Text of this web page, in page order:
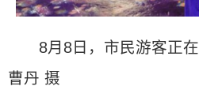
8月8日，市民游客正
曹丹 摄